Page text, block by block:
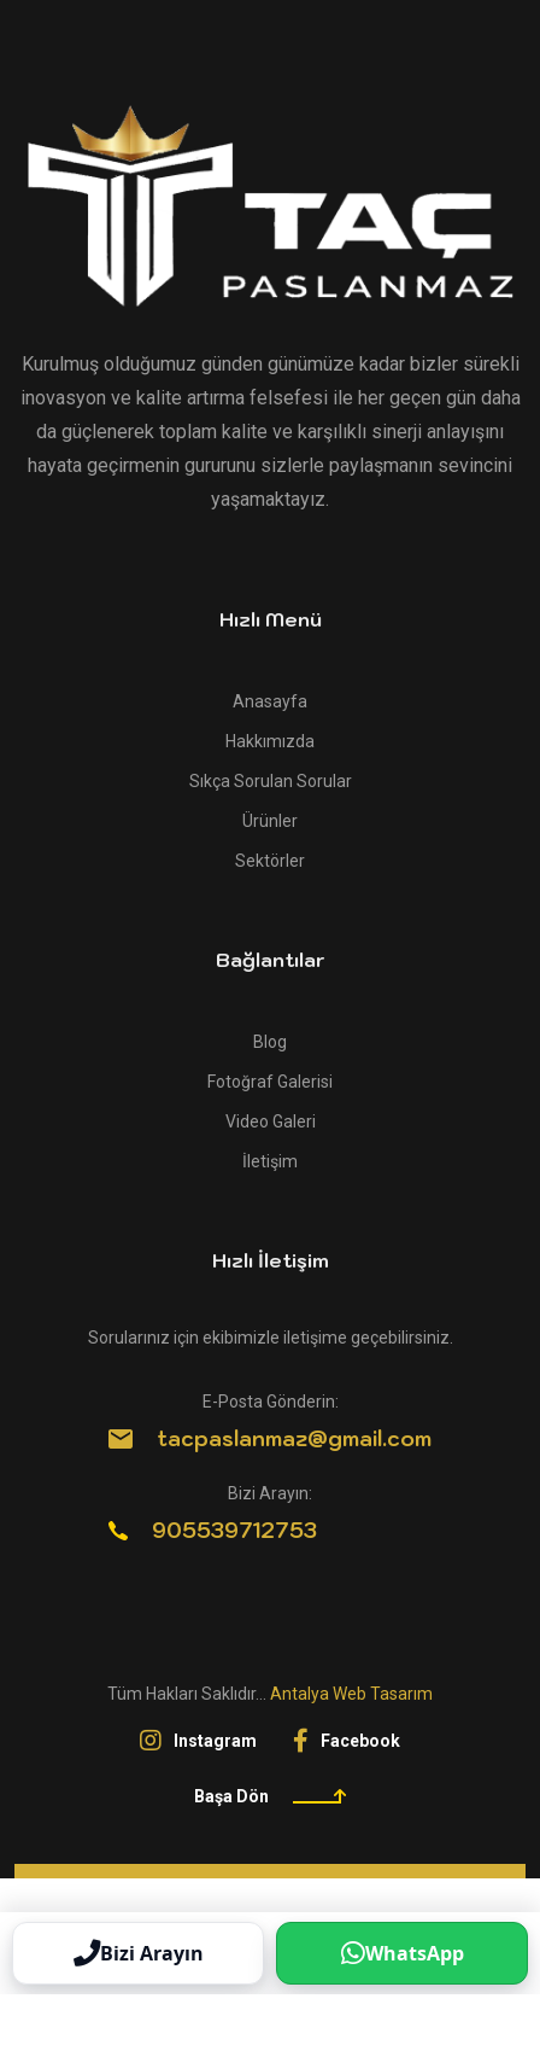
Kurulmuş olduğumuz günden günümüze kadar bizler sürekli
inovasyon ve kalite artırma felsefesi ile her geçen gün daha
da güçlenerek toplam kalite ve karşılıklı sinerji anlayışını
hayata geçirmenin gururunu sizlerle paylaşmanın sevincini
yaşamaktayız.
Hızlı Menü
Anasayfa
Hakkımızda
Sıkça Sorulan Sorular
Ürünler
Sektörler
Bağlantılar
Blog
Fotoğraf Galerisi
Video Galeri
İletişim
Hızlı İletişim
Sorularınız için ekibimizle iletişime geçebilirsiniz.
E-Posta Gönderin:
tacpaslanmaz@gmail.com
Bizi Arayın:
905539712753
Tüm Hakları Saklıdır... Antalya Web Tasarım
Instagram Facebook
Başa Dön
Bizi Arayın WhatsApp